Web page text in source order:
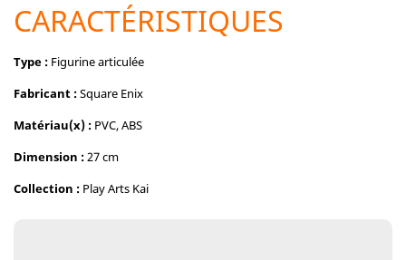
CARACTÉRISTIQUES
Type : Figurine articulée
Fabricant :Square Enix
Matériau(x) : PVC, ABS
Dimension :27 cm
Collection : Play Arts Kai